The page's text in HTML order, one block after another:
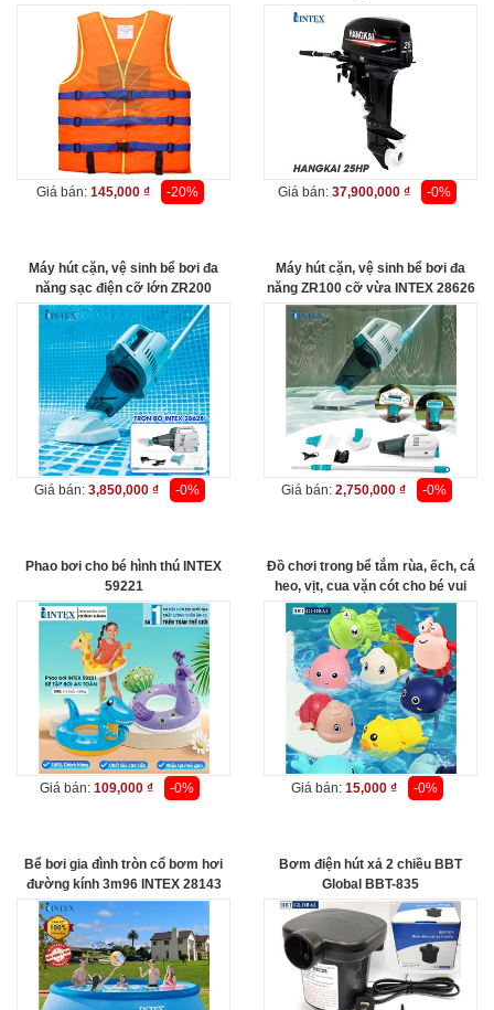
Giá bán: 145,000 ₫ -20% Giá bán: 37,900,000 ₫ -0%
Máy hút cặn, vệ sinh bể bơi đa
năng sạc điện cỡ lớn ZR200
INTEX 28628
Giá bán: 3,850,000 ₫ -0%
Máy hút cặn, vệ sinh bể bơi đa
năng ZR100 cỡ vừa INTEX 28626
Giá bán: 2,750,000 ₫ -0%
Phao bơi cho bé hình thú INTEX
59221
Giá bán: 109,000 ₫ -0%
Đồ chơi trong bể tắm rùa, ếch, cá
heo, vịt, cua vặn cót cho bé vui
nhộn 6688
Giá bán: 15,000 ₫ -0%
Bể bơi gia đình tròn cổ bơm hơi
đường kính 3m96 INTEX 28143
Bơm điện hút xả 2 chiều BBT
Global BBT-835